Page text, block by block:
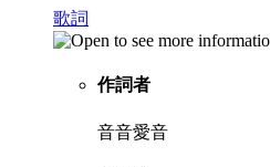
歌詞
作詞者
音音愛音